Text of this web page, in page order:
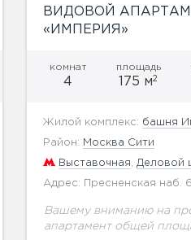
ВИДОВОЙ
«ИМПЕРИЯ»
комнат
4
площадь
175 м2
Жилой комплекс: башня
Район: Москва Сити
Выставочная Деловой
Адрес: Пресненская наб.
Вашему вниманию на
апартамент общей